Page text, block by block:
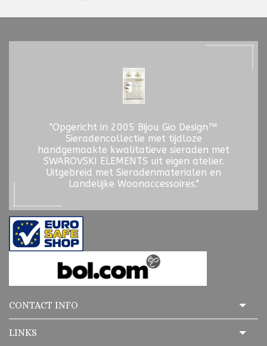
"Opgericht in 2005 Bijou Gio Design™
Sieradencollectie met tijdloze
handgemaakte kwalitatieve sieraden met
SWAROVSKI ELEMENTS uit eigen atelier.
Uitgebreid met Sieradenmaterialen en
Landelijke Woonaccessoires."
CONTACT INFO
LINKS